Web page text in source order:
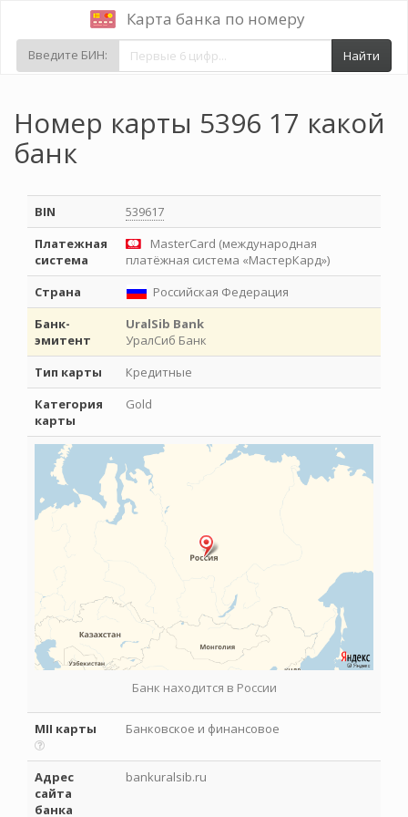
Карта банка по номеру
Введите БИН: Найти
Номер карты 5396 17 какой
банк
BIN
539617
Платежная
система
MasterCard (международная
платёжная система «МастерКард»)
Страна
Российская Федерация
Банк-
эмитент
UralSib Bank
УралСиб Банк
Тип карты
Кредитные
Категория
карты
Gold
Банк находится в России
MII карты Банковское и финансовое
Адрес
сайта
банка
bankuralsib.ru